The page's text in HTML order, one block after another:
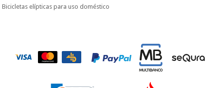
Bicicletas elípticas para uso doméstico